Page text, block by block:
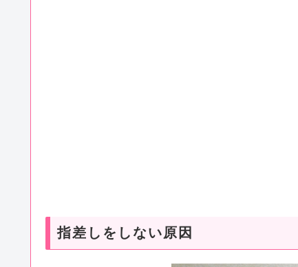
指差しをしない原因